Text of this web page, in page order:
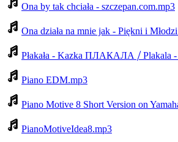
Ona by tak chciała - szczepan.com.mp3
Ona działa na mnie jak - Piękni i
Płakała - Kazka ПЛАКАЛА ⧸ Plakala -
Piano EDM.mp3
Piano Motive 8 Short Version on
PianoMotiveIdea8.mp3